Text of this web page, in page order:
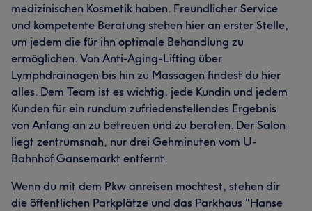
medizinischen Kosmetik haben. Freundlicher Service
und kompetente Beratung stehen hier an erster Stelle,
um jedem die für ihn optimale Behandlung zu
ermöglichen. Von Anti-Aging-Lifting über
Lymphdrainagen bis hin zu Massagen findest du hier
alles. Dem Team ist es wichtig, jede Kundin und jedem
Kunden für ein rundum zufriedenstellendes Ergebnis
von Anfang an zu betreuen und zu beraten. Der Salon
liegt zentrumsnah, nur drei Gehminuten vom U-
Bahnhof Gänsemarkt entfernt.
Wenn du mit dem Pkw anreisen möchtest, stehen dir
die öffentlichen Parkplätze und das Parkhaus "Hanse